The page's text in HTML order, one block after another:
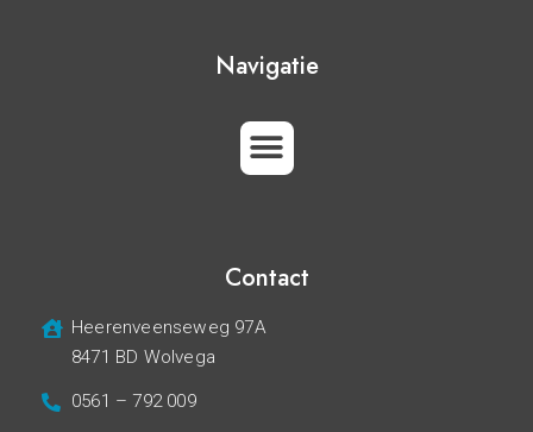
Navigatie
Contact
Heerenveenseweg 97A
8471 BD Wolvega
0561 – 792 009